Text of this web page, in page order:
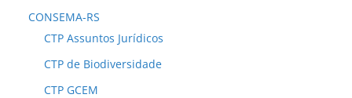
CONSEMA-RS
CTP Assuntos Jurídicos
CTP de Biodiversidade
CTP GCEM